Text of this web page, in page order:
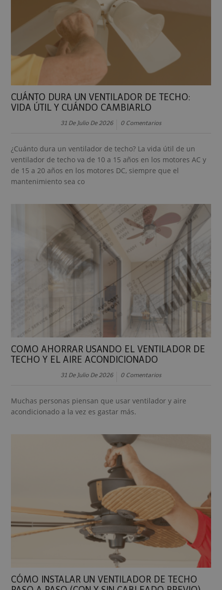
CUÁNTO DURA UN VENTILADOR DE TECHO:
VIDA ÚTIL Y CUÁNDO CAMBIARLO
31 De Julio De 2026 0 Comentarios
¿Cuánto dura un ventilador de techo? La vida útil de un
ventilador de techo va de 10 a 15 años en los motores AC y
de 15 a 20 años en los motores DC, siempre que el
mantenimiento sea co
COMO AHORRAR USANDO EL VENTILADOR DE
TECHO Y EL AIRE ACONDICIONADO
31 De Julio De 2026 0 Comentarios
Muchas personas piensan que usar ventilador y aire
acondicionado a la vez es gastar más.
CÓMO INSTALAR UN VENTILADOR DE TECHO